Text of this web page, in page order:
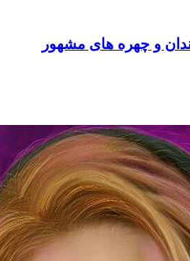
و چهره های مشهور